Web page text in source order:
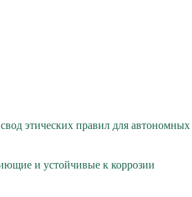
этических правил для автономных
и устойчивые к коррозии